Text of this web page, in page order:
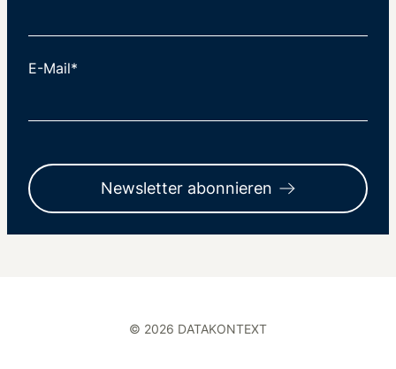
E-Mail*
Newsletter abonnieren
© 2026 DATAKONTEXT